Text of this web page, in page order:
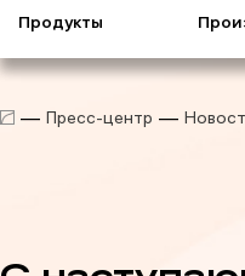
Продукты
Пресс-центр